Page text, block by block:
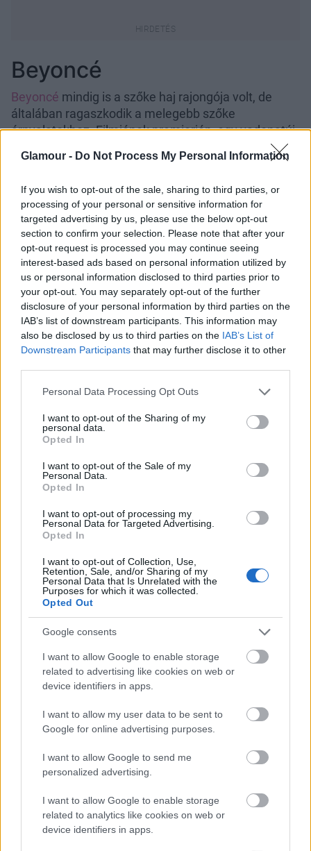
Glamour - Do Not Process My Personal Information
If you wish to opt-out of the sale, sharing to third parties, or
processing of your personal or sensitive information for
targeted advertising by us, please use the below opt-out
section to confirm your selection. Please note that after your
opt-out request is processed you may continue seeing
interest-based ads based on personal information utilized by
us or personal information disclosed to third parties prior to
your opt-out. You may separately opt-out of the further
disclosure of your personal information by third parties on the
IAB’s list of downstream participants. This information may
also be disclosed by us to third parties on the IAB’s List of
Downstream Participants that may further disclose it to other
Please note that this website/app uses one or more Google
not limited to your visit or usage behaviour. You may click to
grant or deny consent to Google and its third-party tags to
use your data for below specified purposes in below Google
consent section.
Personal Data Processing Opt Outs
I want to opt-out of the Sharing of my
personal data.
Opted In
I want to opt-out of the Sale of my
Personal Data.
Opted In
I want to opt-out of processing my
Personal Data for Targeted Advertising.
Opted In
I want to opt-out of Collection, Use,
Retention, Sale, and/or Sharing of my
Personal Data that Is Unrelated with the
Purposes for which it was collected.
Opted Out
Google consents
I want to allow Google to enable storage
related to advertising like cookies on web or
device identifiers in apps.
I want to allow my user data to be sent to
Google for online advertising purposes.
I want to allow Google to send me
personalized advertising.
I want to allow Google to enable storage
related to analytics like cookies on web or
device identifiers in apps.
Beyoncé
Beyoncé mindig is a szőke haj rajongója volt, de
általában ragaszkodik a melegebb szőke
árnyalatokhoz. Filmjének premierjén, egy vadonatúj
külsővel jelent meg, egy jeges, platinaszőke hajjal.
Bármit is lépjen, mi mindenhogy szeretjük!
Shakira
változott a Copa Vacía című videoklipjében, ahol
szőke haja pasztell színűre alakult át. Hihetetlen,
hogy ezt a nem hétköznapi színt így bevállalta!